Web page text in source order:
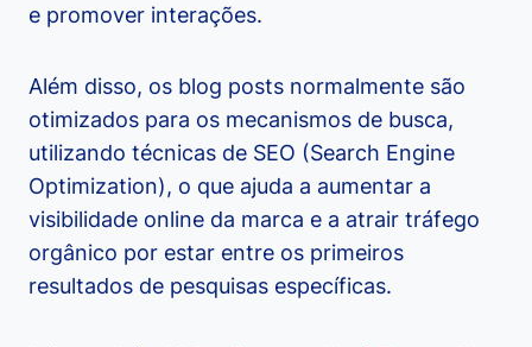
e promover interações.
Além disso, os blog posts normalmente são
otimizados para os mecanismos de busca,
utilizando técnicas de SEO (Search Engine
Optimization), o que ajuda a aumentar a
visibilidade online da marca e a atrair tráfego
orgânico por estar entre os primeiros
resultados de pesquisas específicas.